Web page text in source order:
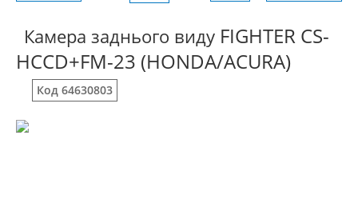
Камера заднього виду FIGHTER CS-
HCCD+FM-23 (HONDA/ACURA)
Код 64630803